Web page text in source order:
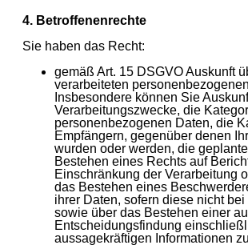
4. Betroffenenrechte
Sie haben das Recht:
gemäß Art. 15 DSGVO Auskunft
verarbeiteten
Insbesondere können Sie
Verarbeitungszwecke, die
personenbezogenen Daten, die
Empfängern, gegenüber denen
wurden oder werden, die
Bestehen eines Rechts auf
Einschränkung der Verarbeitung
das Bestehen eines
ihrer Daten, sofern diese nicht
sowie über das Bestehen einer
Entscheidungsfindung
aussagekräftigen Informationen